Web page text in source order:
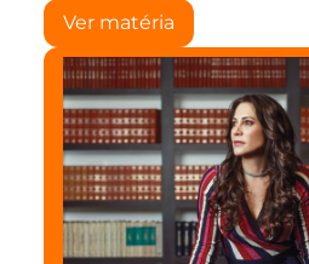
Ver matéria